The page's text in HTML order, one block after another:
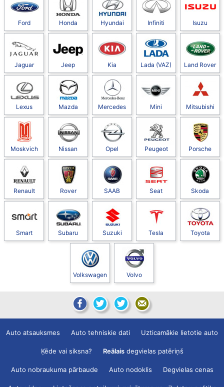
Ford Honda Hyundai Infiniti Isuzu
Jaguar Jeep Kia Lada (VAZ) Land Rover
Lexus Mazda Mercedes Mini Mitsubishi
Moskvich Nissan Opel Peugeot Porsche
Renault Rover SAAB Seat Skoda
Smart Subaru Suzuki Tesla Toyota
Volkswagen Volvo
Auto atsauksmes Auto tehniskie dati Uzticamākie lietotie auto
Ķēde vai siksna? Reālaisdegvielas patēriņš
Auto nobraukuma pārbaude Auto nodoklis Degvielas cenas